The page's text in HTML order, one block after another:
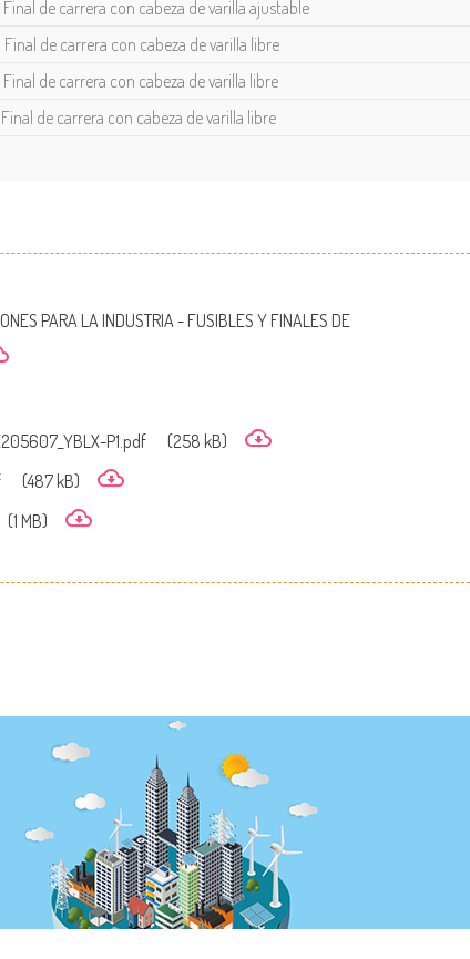
de carrera con cabeza de varilla ajustable
de carrera con cabeza de varilla libre
de carrera con cabeza de varilla libre
de carrera con cabeza de varilla libre
PARA LA INDUSTRIA - FUSIBLES Y FINALES DE
P1.pdf
(258 kB)
(487 kB)
(1 MB)